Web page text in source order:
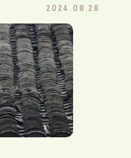
2024.08.28